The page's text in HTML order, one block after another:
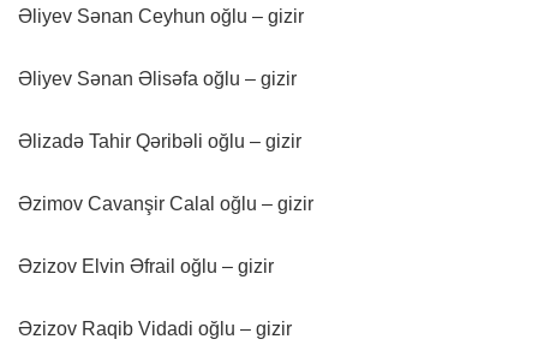
Əliyev Sənan Ceyhun oğlu – gizir
Əliyev Sənan Əlisəfa oğlu – gizir
Əlizadə Tahir Qəribəli oğlu – gizir
Əzimov Cavanşir Calal oğlu – gizir
Əzizov Elvin Əfrail oğlu – gizir
Əzizov Raqib Vidadi oğlu – gizir